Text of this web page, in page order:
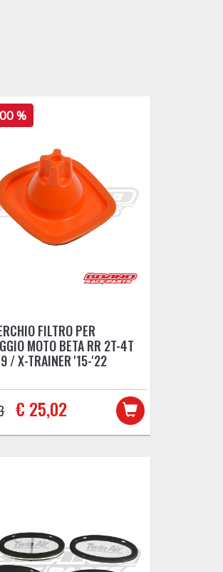
%
FILTRO PER
MOTO BETA RR 2T-4T
/ X-TRAINER '15-'22
€ 25,02